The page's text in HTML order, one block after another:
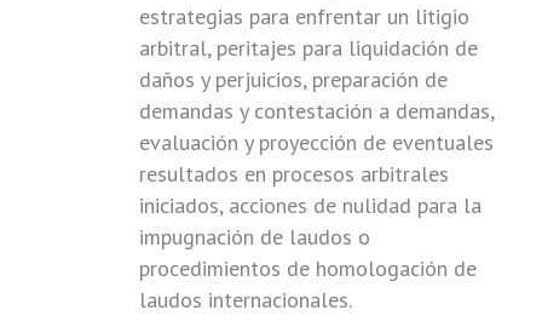
estrategias para enfrentar un litigio
arbitral, peritajes para liquidación de
daños y perjuicios, preparación de
demandas y contestación a demandas,
evaluación y proyección de eventuales
resultados en procesos arbitrales
iniciados, acciones de nulidad para la
impugnación de laudos o
procedimientos de homologación de
laudos internacionales.